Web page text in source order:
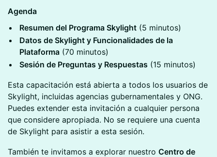
Agenda
Resumen del Programa Skylight (5 minutos)
Datos de Skylight y Funcionalidades de la
Plataforma (70 minutos)
Sesión de Preguntas y Respuestas (15 minutos)
Esta capacitación está abierta a todos los usuarios de
Skylight, incluidas agencias gubernamentales y ONG.
Puedes extender esta invitación a cualquier persona
que considere apropiada. No se requiere una cuenta
de Skylight para asistir a esta sesión.
También te invitamos a explorar nuestro Centro de